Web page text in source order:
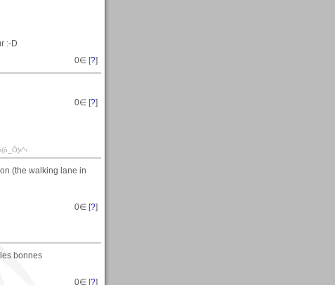
:-D
0∈ [?]
0∈ [?]
(the walking lane in
0∈ [?]
bonnes
0∈ [?]